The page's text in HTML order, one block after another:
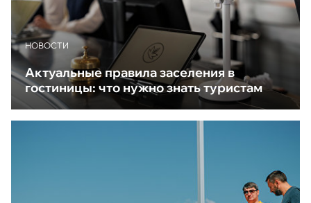
НОВОСТИ
Актуальные правила заселения в
гостиницы: что нужно знать туристам